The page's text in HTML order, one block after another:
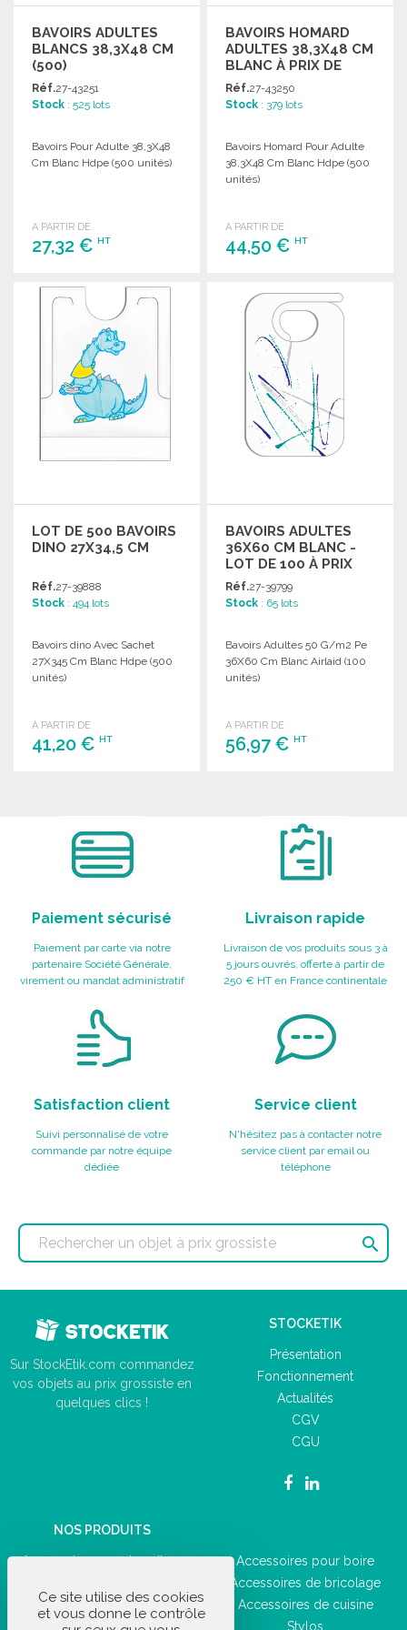
BAVOIRS ADULTES
BLANCS 38,3X48 CM
(500)
Réf.27-43251
Stock : 525 lots
Bavoirs Pour Adulte 38,3X48
Cm Blanc Hdpe (500 unités)
A PARTIR DE
27,32 € HT
COMMANDER
Demander un devis
BAVOIRS HOMARD
ADULTES 38,3X48 CM
BLANC À PRIX DE
GROS
Réf.27-43250
Stock : 379 lots
Bavoirs Homard Pour Adulte
38,3X48 Cm Blanc Hdpe (500
unités)
A PARTIR DE
44,50 €HT
Demander un devis
LOT DE 500 BAVOIRS
DINO 27X34,5 CM
Réf.27-39888
Stock : 494 lots
Bavoirs dino Avec Sachet
27X345 Cm Blanc Hdpe (500
unités)
A PARTIR DE
41,20 € HT
BAVOIRS ADULTES
36X60 CM BLANC -
LOT DE 100 À PRIX
GROSSISTE
Réf.27-39799
Stock : 65 lots
Bavoirs Adultes 50 G/m2 Pe
36X60 Cm Blanc Airlaid (100
unités)
A PARTIR DE
56,97 €HT
Paiement sécurisé
Paiement par carte via notre
partenaire Société Générale,
virement ou mandat administratif
Livraison rapide
Livraison de vos produits sous 3 à
5 jours ouvrés, offerte à partir de
250 € HT en France continentale
Satisfaction client
Suivi personnalisé de votre
commande par notre équipe
dédiée
Service client
N'hésitez pas à contacter notre
service client par email ou
téléphone

Sur StockEtik.com commandez
vos objets au prix grossiste en
quelques clics !
STOCKETIK
Présentation
Fonctionnement
Actualités
CGV
CGU
NOS PRODUITS
Accessoires pour la voiture
Accessoires du quotidien
Articles de loisir
Accessoires pour boire
Accessoires de bricolage
Accessoires de cuisine
Stylos
Ce site utilise des cookies
et vous donne le contrôle